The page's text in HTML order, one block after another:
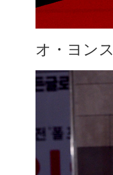
オ・ヨンス